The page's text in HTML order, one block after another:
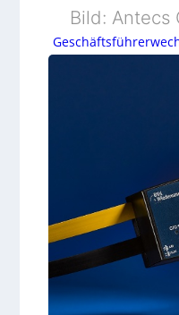
Bild: Antecs